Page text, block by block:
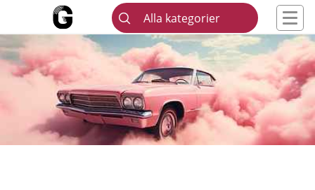
Alla kategorier